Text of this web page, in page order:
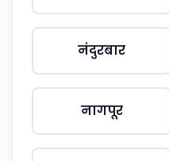
नंदुरबार
नागपूर